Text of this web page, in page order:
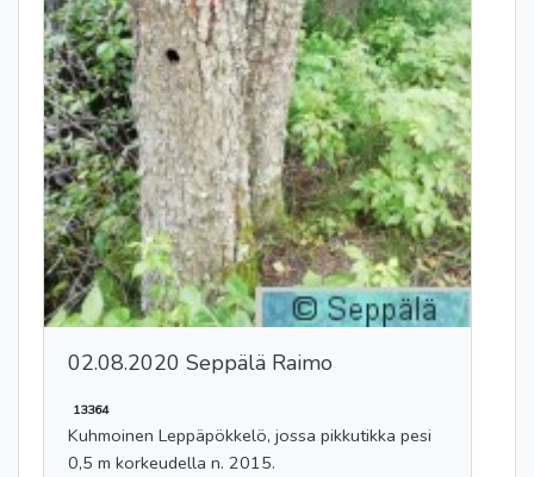
02.08.2020 Seppälä Raimo
13364
Kuhmoinen Leppäpökkelö, jossa pikkutikka pesi
0,5 m korkeudella n. 2015.